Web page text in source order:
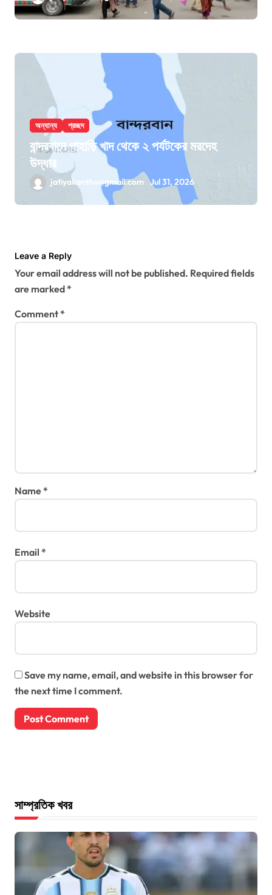
অন্যান্য প্রচ্ছদ
বান্দরবানে পাহাড়ি খাদ থেকে ২ পর্যটকের মরদেহ
উদ্ধার
jatiyakantho@gmail.com Jul 31, 2026
Leave a Reply
Your email address will not be published. Required fields
are marked*
Comment*
Name*
Email *
Website
Save my name, email, and website in this browser for
the next time I comment.
সাম্প্রতিক খবর